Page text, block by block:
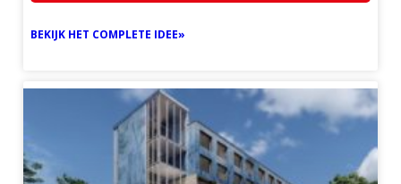
BEKIJK HET COMPLETE IDEE»